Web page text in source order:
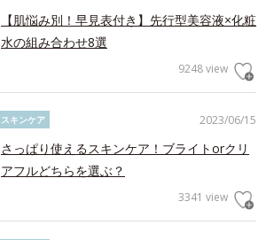
【肌悩み別！早見表付き】先行型美容液×化粧
水の組み合わせ8選
9248 view
2023/06/15
スキンケア
さっぱり使えるスキンケア！ブライトorクリ
アフルどちらを選ぶ？
3341 view